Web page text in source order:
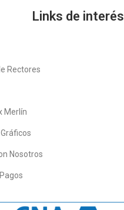
Links de interés
Rectores
Merlín
Nosotros